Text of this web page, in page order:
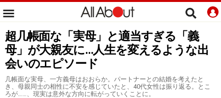
超几帳面な「実母」と適当すぎる「義
母」が大親友に…人生を変えるような出
会いのエピソード
几帳面な実母、一方義母はおおらか。パートナーとの結婚を考えたと
き、母親同士の相性に不安を感じていたと、40代女性は振り返る。とこ
ろが……、現実は意外な方向に転がっていくことに。